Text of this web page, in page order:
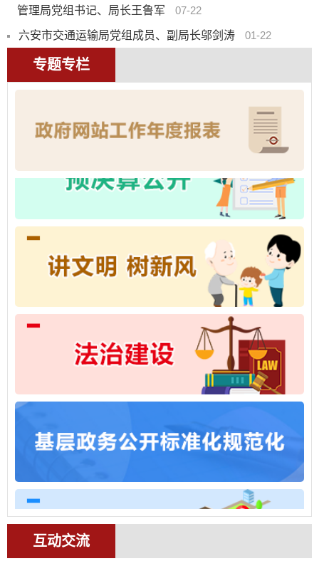
管理局党组书记、局长王鲁军 07-22
六安市交通运输局党组成员、副局长邬剑涛 01-22
专题专栏
互动交流